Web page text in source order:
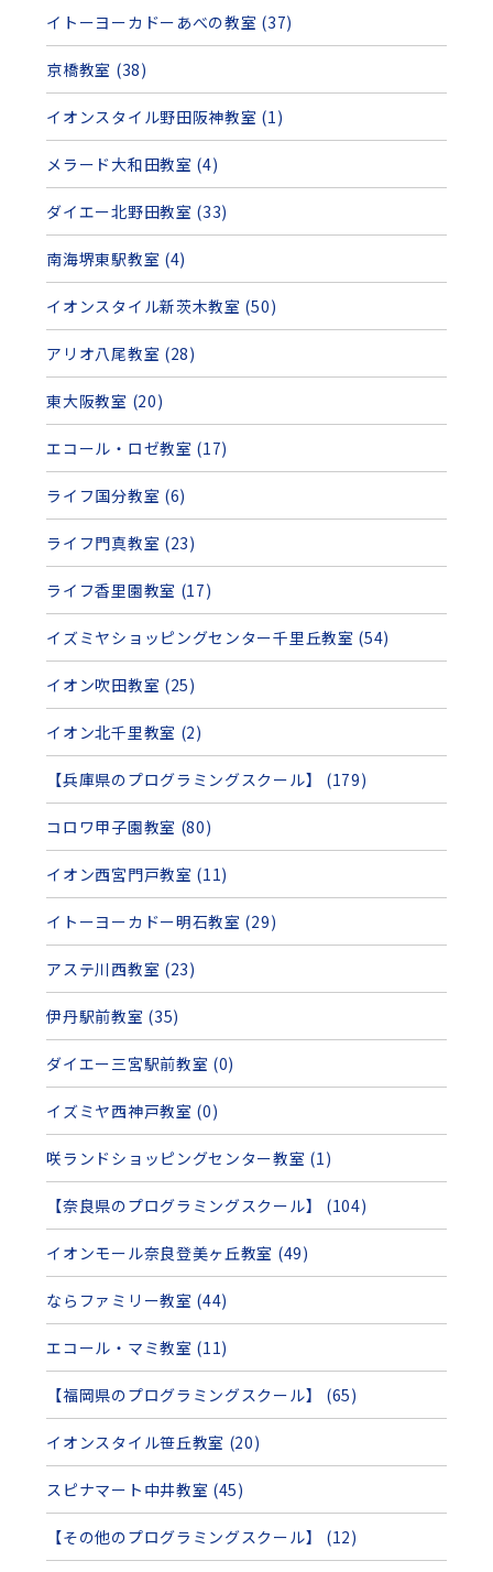
イトーヨーカドーあべの教室 (37)
京橋教室 (38)
イオンスタイル野田阪神教室 (1)
メラード大和田教室 (4)
ダイエー北野田教室 (33)
南海堺東駅教室 (4)
イオンスタイル新茨木教室 (50)
アリオ八尾教室 (28)
東大阪教室 (20)
エコール・ロゼ教室 (17)
ライフ国分教室 (6)
ライフ門真教室 (23)
ライフ香里園教室 (17)
イズミヤショッピングセンター千里丘教室 (54)
イオン吹田教室 (25)
イオン北千里教室 (2)
【兵庫県のプログラミングスクール】 (179)
コロワ甲子園教室 (80)
イオン西宮門戸教室 (11)
イトーヨーカドー明石教室 (29)
アステ川西教室 (23)
伊丹駅前教室 (35)
ダイエー三宮駅前教室 (0)
イズミヤ西神戸教室 (0)
咲ランドショッピングセンター教室 (1)
【奈良県のプログラミングスクール】 (104)
イオンモール奈良登美ヶ丘教室 (49)
ならファミリー教室 (44)
エコール・マミ教室 (11)
【福岡県のプログラミングスクール】 (65)
イオンスタイル笹丘教室 (20)
スピナマート中井教室 (45)
【その他のプログラミングスクール】 (12)